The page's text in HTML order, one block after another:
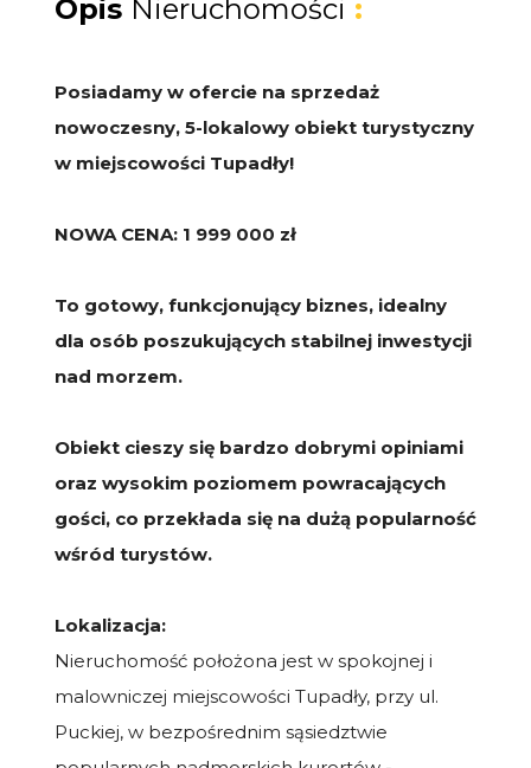
Opis Nieruchomości :
Posiadamy w ofercie na sprzedaż
nowoczesny, 5-lokalowy obiekt turystyczny
w miejscowości Tupadły!
NOWA CENA: 1 999 000 zł
To gotowy, funkcjonujący biznes, idealny
dla osób poszukujących stabilnej inwestycji
nad morzem.
Obiekt cieszy się bardzo dobrymi opiniami
oraz wysokim poziomem powracających
gości, co przekłada się na dużą popularność
wśród turystów.
Lokalizacja:
Nieruchomość położona jest w spokojnej i
malowniczej miejscowości Tupadły, przy ul.
Puckiej, w bezpośrednim sąsiedztwie